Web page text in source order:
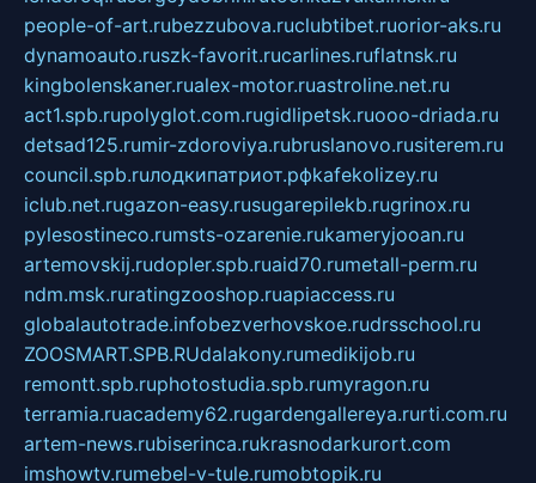
people-of-art.rubezzubova.ruclubtibet.ruorior-aks.ru
dynamoauto.ruszk-favorit.rucarlines.ruflatnsk.ru
kingbolenskaner.rualex-motor.ruastroline.net.ru
act1.spb.rupolyglot.com.rugidlipetsk.ruooo-driada.ru
detsad125.rumir-zdoroviya.rubruslanovo.rusiterem.ru
council.spb.ruлодкипатриот.рфkafekolizey.ru
iclub.net.rugazon-easy.rusugarepilekb.rugrinox.ru
pylesostineco.rumsts-ozarenie.rukameryjooan.ru
artemovskij.rudopler.spb.ruaid70.rumetall-perm.ru
ndm.msk.ruratingzooshop.ruapiaccess.ru
globalautotrade.infobezverhovskoe.rudrsschool.ru
ZOOSMART.SPB.RUdalakony.rumedikijob.ru
remontt.spb.ruphotostudia.spb.rumyragon.ru
terramia.ruacademy62.rugardengallereya.rurti.com.ru
artem-news.rubiserinca.rukrasnodarkurort.com
imshowtv.rumebel-v-tule.rumobtopik.ru